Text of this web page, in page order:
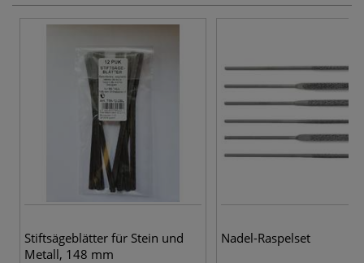
Stiftsägeblätter für Stein und
Metall, 148 mm
Nadel-Raspelset